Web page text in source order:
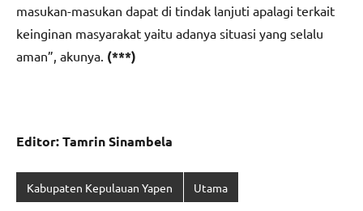
masukan-masukan dapat di tindak lanjuti apalagi terkait
keinginan masyarakat yaitu adanya situasi yang selalu
aman”, akunya. (***)
Editor: Tamrin Sinambela
Kabupaten Kepulauan Yapen Utama